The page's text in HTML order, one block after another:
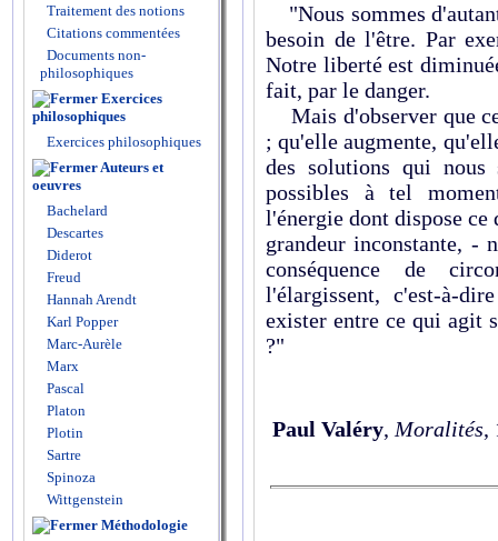
Traitement des notions
Citations commentées
Documents non-
philosophiques
Exercices
philosophiques
Exercices philosophiques
Auteurs et
oeuvres
Bachelard
Descartes
Diderot
Freud
Hannah Arendt
Karl Popper
Marc-Aurèle
Marx
Pascal
Platon
Plotin
Sartre
Spinoza
Wittgenstein
Méthodologie
"Nous sommes
besoin de l'être. Par
Notre liberté est
fait, par le danger.
Mais d'observer que
; qu'elle augmente,
des solutions qui nous
possibles à tel
l'énergie dont dispose ce
grandeur inconstante, -
conséquence de
l'élargissent, c'est-à-
exister entre ce qui agit
?"
Paul Valéry, Moralités,